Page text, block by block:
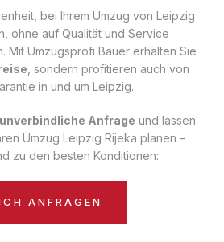
bei Ihrem Umzug von Leipzig
ohne auf Qualität und Service
Mit Umzugsprofi Bauer erhalten Sie
, sondern profitieren auch von
in und um Leipzig.
unverbindliche Anfrage und lassen
Umzug Leipzig Rijeka planen –
zu den besten Konditionen:
ANFRAGEN